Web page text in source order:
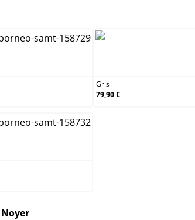
Gris
79,90 €
Noyerselect